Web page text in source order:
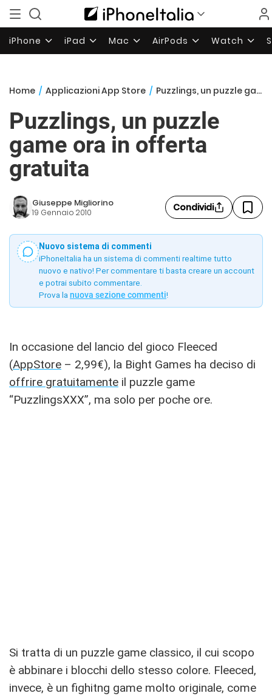
iPhone iPad Mac AirPods Watch
Home / Applicazioni App Store / Puzzlings, un puzzle game ora in offerta gratuita
Puzzlings, un puzzle
game ora in offerta
gratuita
Giuseppe Migliorino
19 Gennaio 2010 Condividi
Nuovo sistema di commenti
iPhoneItalia ha un sistema di commenti realtime tutto
nuovo e nativo! Per commentare ti basta creare un account
e potrai subito commentare.
Prova la nuova sezione commenti!
In occasione del lancio del gioco Fleeced
(AppStore – 2,99€), la Bight Games ha deciso di
offrire gratuitamente il puzzle game
“PuzzlingsXXX”, ma solo per poche ore.
Si tratta di un puzzle game classico, il cui scopo
è abbinare i blocchi dello stesso colore. Fleeced,
invece, è un fighitng game molto originale, come